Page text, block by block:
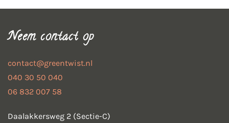
Neem contact op
contact@greentwist.nl
040 30 50 040
06 832 007 58
Daalakkersweg 2 (Sectie-C)